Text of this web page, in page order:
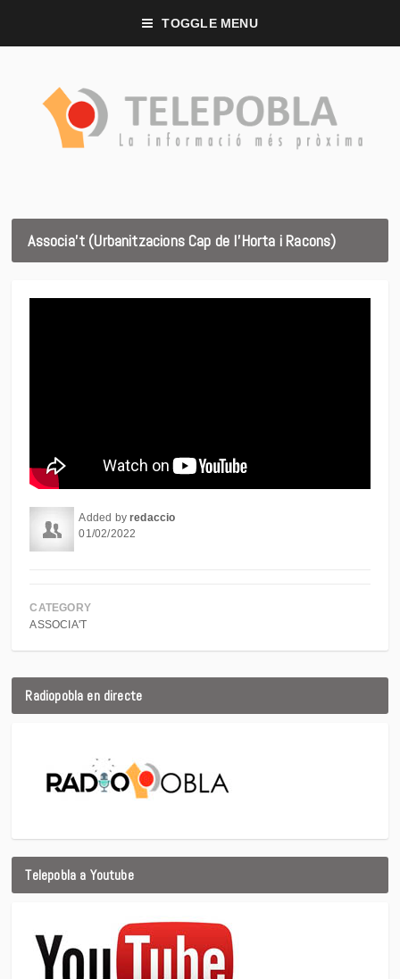
TOGGLE MENU
Associa’t (Urbanitzacions Cap de l’Horta i Racons)
Added byredaccio
01/02/2022
CATEGORY
ASSOCIA'T
Radiopobla en directe
Telepobla a Youtube